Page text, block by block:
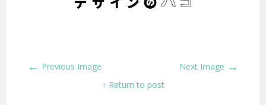
← Previous Image Next Image →
↑ Return to post